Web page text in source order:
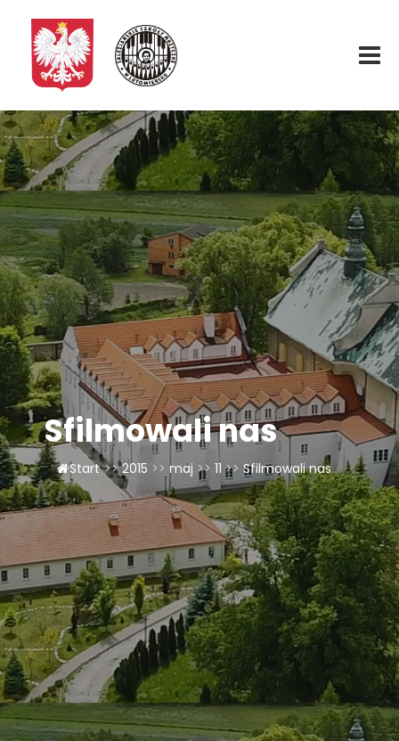
Start
O nas
Aktualności
Rekrutacja
Fundacja
Konkurs organowy
LAOM
Klasztor
1,5%
Kontakt
Sfilmowali nas
Start >> 2015 >> maj >> 11 >> Sfilmowali nas